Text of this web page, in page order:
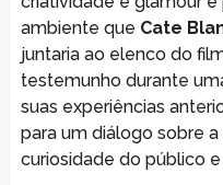
ambiente que Cate
juntaria ao elenco do
testemunho durante
suas experiências
para um diálogo sobre
curiosidade do público e